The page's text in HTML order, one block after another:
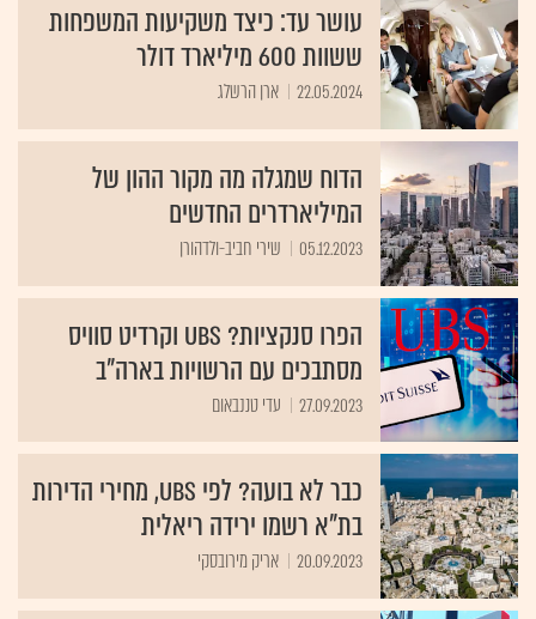
עושר עד: כיצד משקיעות המשפחות
ששוות 600 מיליארד דולר
22.05.2024 ארן הרשלג
הדוח שמגלה מה מקור ההון של
המיליארדרים החדשים
05.12.2023 שירי חביב-ולדהורן
הפרו סנקציות? UBS וקרדיט סוויס
מסתבכים עם הרשויות בארה"ב
27.09.2023 עדי טננבאום
כבר לא בועה? לפי UBS, מחירי הדירות
בת"א רשמו ירידה ריאלית
20.09.2023 אריק מירובסקי